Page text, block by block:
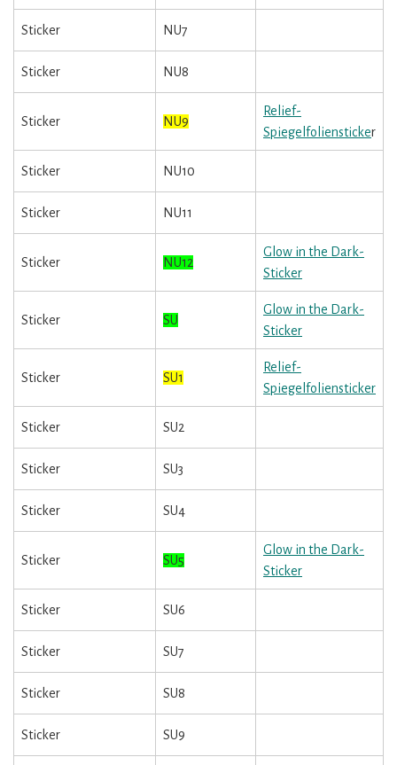
Sticker NU7
Sticker NU8
Sticker NU9
Relief-
Spiegelfoliensticker
Sticker NU10
Sticker NU11
Sticker NU12
Glow in the Dark-
Sticker
Sticker SU
Glow in the Dark-
Sticker
Sticker SU1
Relief-
Spiegelfoliensticker
Sticker SU2
Sticker SU3
Sticker SU4
Sticker SU5
Glow in the Dark-
Sticker
Sticker SU6
Sticker SU7
Sticker SU8
Sticker SU9